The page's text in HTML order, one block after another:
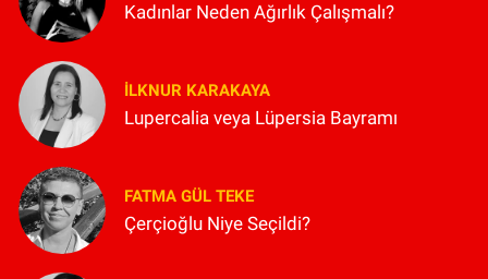
Kadınlar Neden Ağırlık Çalışmalı?
İLKNUR KARAKAYA
Lupercalia veya Lüpersia Bayramı
FATMA GÜL TEKE
Çerçioğlu Niye Seçildi?